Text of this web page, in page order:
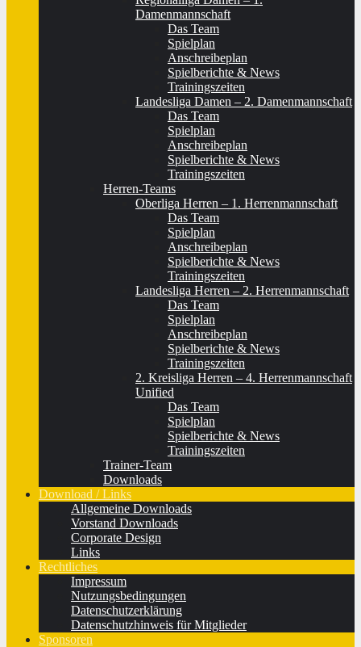
Damenmannschaft
Das Team
Spielplan
Anschreibeplan
Spielberichte & News
Trainingszeiten
Landesliga Damen – 2. Damenmannschaft
Das Team
Spielplan
Anschreibeplan
Spielberichte & News
Trainingszeiten
Herren-Teams
Oberliga Herren – 1. Herrenmannschaft
Das Team
Spielplan
Anschreibeplan
Spielberichte & News
Trainingszeiten
Landesliga Herren – 2. Herrenmannschaft
Das Team
Spielplan
Anschreibeplan
Spielberichte & News
Trainingszeiten
2. Kreisliga Herren – 4. Herrenmannschaft
Unified
Das Team
Spielplan
Spielberichte & News
Trainingszeiten
Trainer-Team
Downloads
Download / Links
Allgemeine Downloads
Vorstand Downloads
Corporate Design
Links
Rechtliches
Impressum
Nutzungsbedingungen
Datenschutzerklärung
Datenschutzhinweis für Mitglieder
Sponsoren